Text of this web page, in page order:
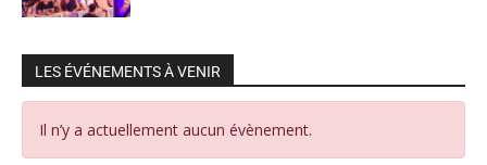
LES ÉVÉNEMENTS À VENIR
Il n’y a actuellement aucun évènement.